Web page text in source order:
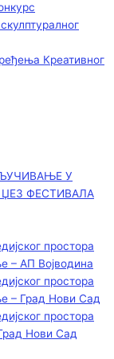
Креативног
У
ФЕСТИВАЛА
простора
– АП Војводинa
простора
– Град Нови Сад
простора
Нови Сад